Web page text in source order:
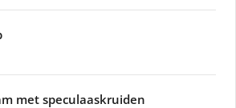
met speculaaskruiden